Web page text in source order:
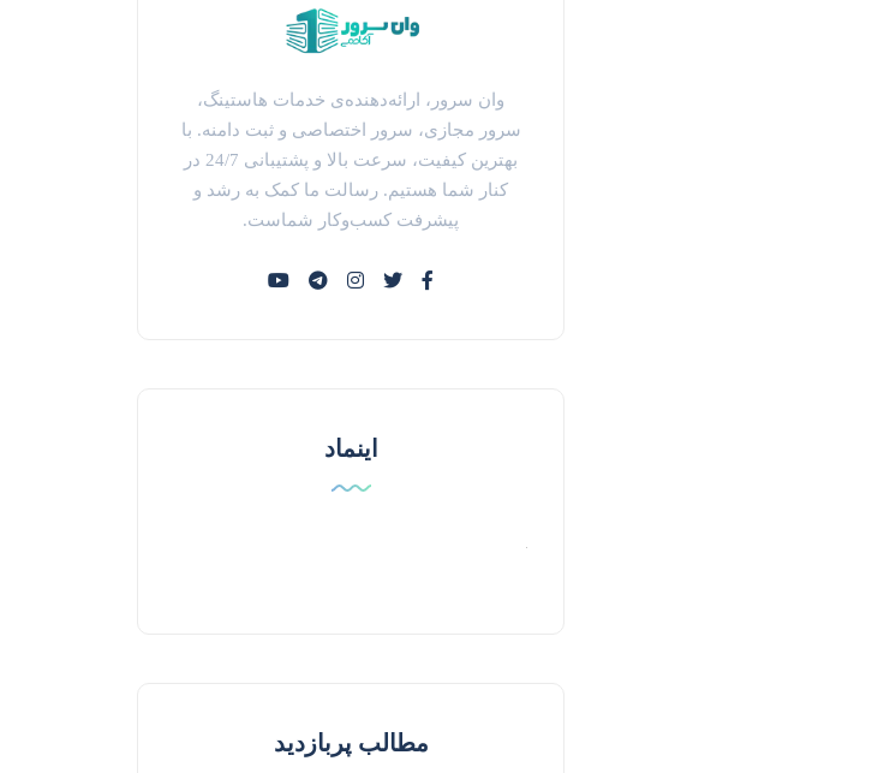
وان سرور، ارائه‌دهنده‌ی خدمات هاستینگ،
سرور مجازی، سرور اختصاصی و ثبت دامنه. با
بهترین کیفیت، سرعت بالا و پشتیبانی 24/7 در
کنار شما هستیم. رسالت ما کمک به رشد و
پیشرفت کسب‌وکار شماست.
اینماد
مطالب پربازدید